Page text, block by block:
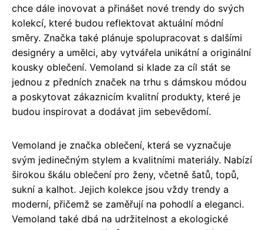
chce dále inovovat a přinášet nové trendy do svých
kolekcí, které budou reflektovat aktuální módní
směry. Značka také plánuje spolupracovat s dalšími
designéry a umělci, aby vytvářela unikátní a originální
kousky oblečení. Vemoland si klade za cíl stát se
jednou z předních značek na trhu s dámskou módou
a poskytovat zákaznicím kvalitní produkty, které je
budou inspirovat a dodávat jim sebevědomí.
Vemoland je značka oblečení, která se vyznačuje
svým jedinečným stylem a kvalitními materiály. Nabízí
širokou škálu oblečení pro ženy, včetně šatů, topů,
sukní a kalhot. Jejich kolekce jsou vždy trendy a
moderní, přičemž se zaměřují na pohodlí a eleganci.
Vemoland také dbá na udržitelnost a ekologické